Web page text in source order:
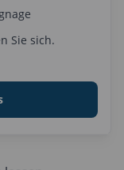
Sie sich.